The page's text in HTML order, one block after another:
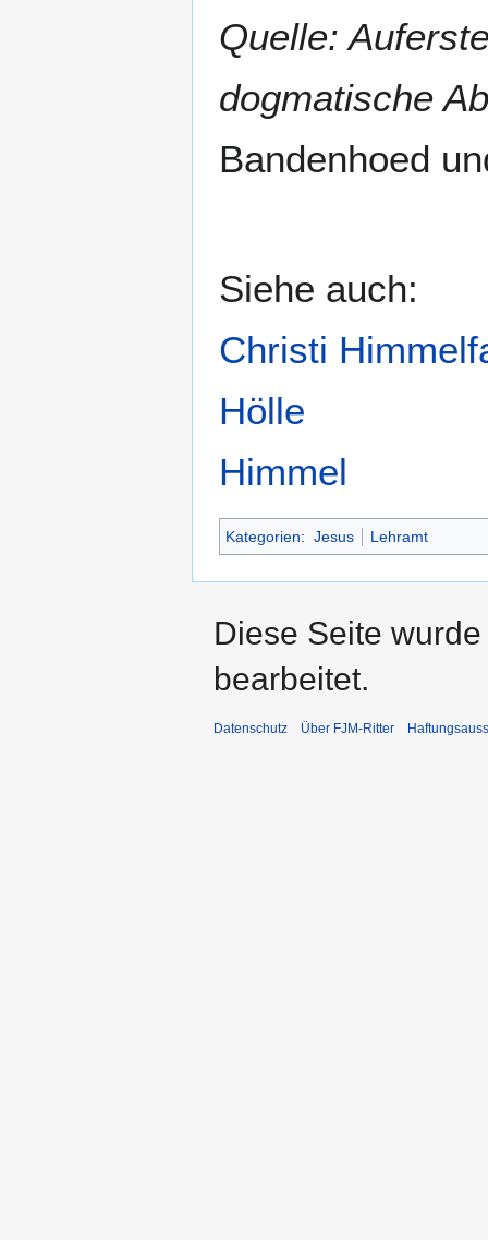
Quelle:
dogmatische
Bandenhoed
Siehe auch:
Christi
Hölle
Himmel
Kategorien: Jesus Lehramt
Diese Seite
bearbeitet.
Datenschutz Über FJM-Ritter